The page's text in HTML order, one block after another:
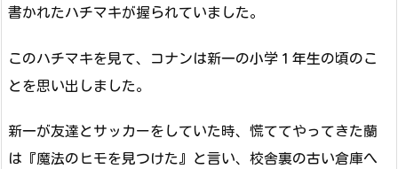
書かれたハチマキが握られていました。
このハチマキを見て、コナンは新一の小学１年生の頃のこ
とを思い出しました。
新一が友達とサッカーをしていた時、慌ててやってきた蘭
は『魔法のヒモを見つけた』と言い、校舎裏の古い倉庫へ